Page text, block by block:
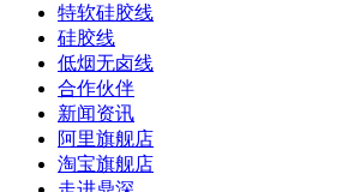
特软硅胶线
硅胶线
低烟无卤线
合作伙伴
新闻资讯
阿里旗舰店
淘宝旗舰店